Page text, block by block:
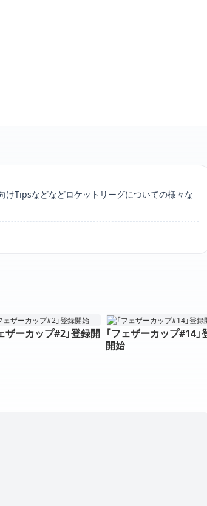
Xアカウントリンク
けTipsなどなどロケットリーグについての様々な
ザーカップ#2」登録開
「フェザーカップ#14」
開始